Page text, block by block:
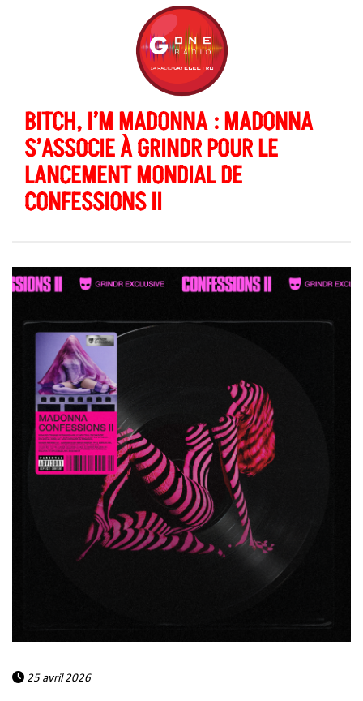
BITCH, I’M MADONNA : MADONNA
S’ASSOCIE À GRINDR POUR LE
LANCEMENT MONDIAL DE
CONFESSIONS II
25 avril 2026